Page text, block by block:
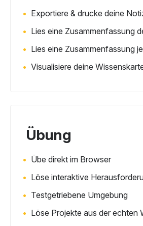
Exportiere & drucke deine
Lies eine Zusammenfassung
Lies eine Zusammenfassung
Visualisiere deine
Übung
Übe direkt im Browser
Löse interaktive
Testgetriebene Umgebung
Löse Projekte aus der echten